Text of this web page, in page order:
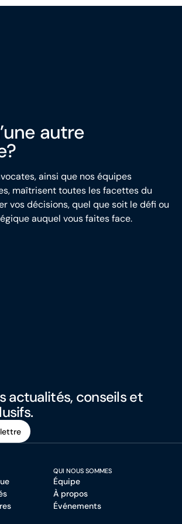
autre
ainsi que nos équipes
maîtrisent toutes les facettes du
vos décisions, quel que soit le défi ou
auquel vous faites face.
actualités, conseils et
QUI NOUS SOMMES
Équipe
À propos
Événements